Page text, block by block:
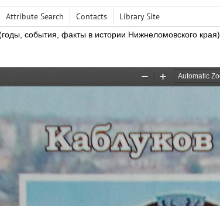
Attribute Search Contacts Library Site
события, факты в истории Нижнеломовского края).